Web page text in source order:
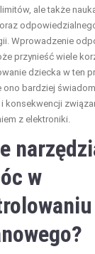
ale także
Wprowadzenie
przynieść wiele
dziecka w ten
ono bardziej
konsekwencji
z elektroniki.
w